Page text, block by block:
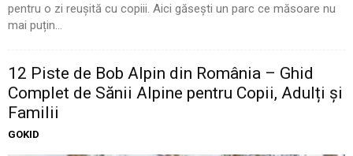
pentru o zi reușită cu copiii. Aici găsești un parc ce măsoare nu
mai puțin...
12 Piste de Bob Alpin din România – Ghid
Complet de Sănii Alpine pentru Copii, Adulți și
Familii
GOKID